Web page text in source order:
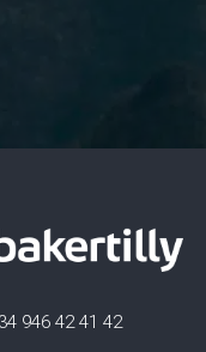
946 42 41 42